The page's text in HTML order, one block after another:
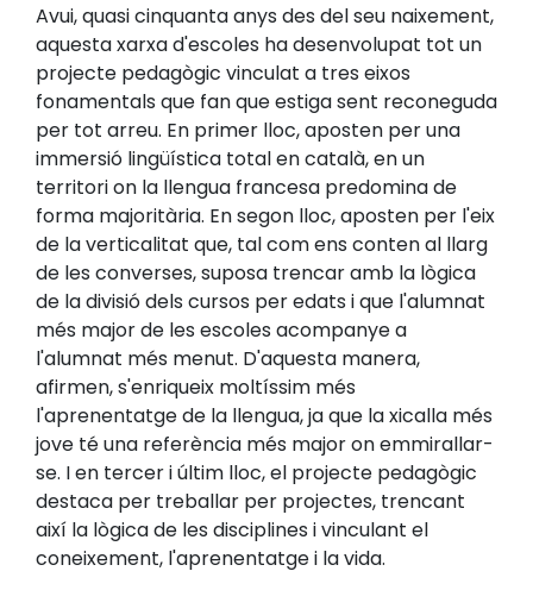
Avui, quasi cinquanta anys des del seu naixement,
aquesta xarxa d'escoles ha desenvolupat tot un
projecte pedagògic vinculat a tres eixos
fonamentals que fan que estiga sent reconeguda
per tot arreu. En primer lloc, aposten per una
immersió lingüística total en català, en un
territori on la llengua francesa predomina de
forma majoritària. En segon lloc, aposten per l'eix
de la verticalitat que, tal com ens conten al llarg
de les converses, suposa trencar amb la lògica
de la divisió dels cursos per edats i que l'alumnat
més major de les escoles acompanye a
l'alumnat més menut. D'aquesta manera,
afirmen, s'enriqueix moltíssim més
l'aprenentatge de la llengua, ja que la xicalla més
jove té una referència més major on emmirallar-
se. I en tercer i últim lloc, el projecte pedagògic
destaca per treballar per projectes, trencant
així la lògica de les disciplines i vinculant el
coneixement, l'aprenentatge i la vida.